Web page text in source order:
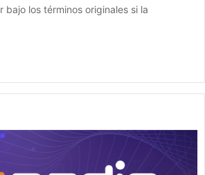
los términos originales si la